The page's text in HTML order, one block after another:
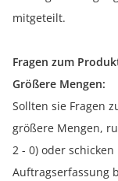
mitgeteilt.
Fragen zum
Größere Mengen:
Sollten sie Fragen
größere Mengen,
2 - 0) oder
Auftragserfassung